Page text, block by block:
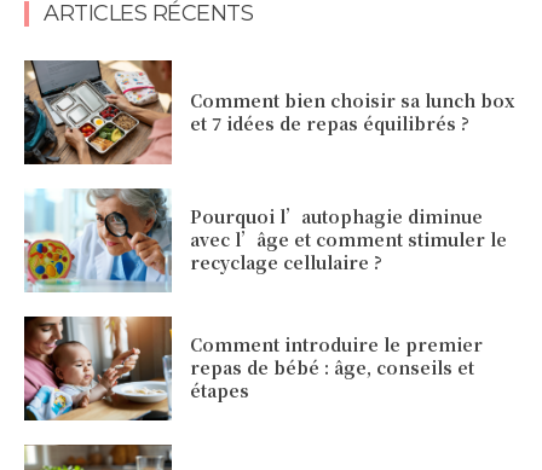
ARTICLES RÉCENTS
Comment bien choisir sa lunch box
et 7 idées de repas équilibrés ?
Pourquoi l’autophagie diminue
avec l’âge et comment stimuler le
recyclage cellulaire ?
Comment introduire le premier
repas de bébé : âge, conseils et
étapes